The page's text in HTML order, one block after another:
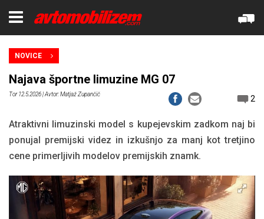
NOVICE
Najava športne limuzine MG 07
Tor 12.5.2026| Avtor: Matjaž Zupančič 2
Atraktivni limuzinski model s kupejevskim zadkom naj bi
ponujal premijski videz in izkušnjo za manj kot tretjino
cene primerljivih modelov premijskih znamk.